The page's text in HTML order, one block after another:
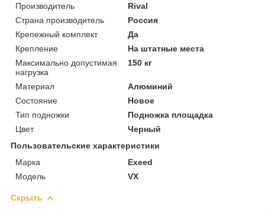
Производитель
Rival
Страна производитель
Россия
Крепежный комплект
Да
Крепление
На штатные места
Максимально допустимая
нагрузка
150 кг
Материал
Алюминий
Состояние
Новое
Тип подножки
Подножка площадка
Цвет
Черный
Пользовательские характеристики
Марка
Exeed
Модель
VX
Скрыть